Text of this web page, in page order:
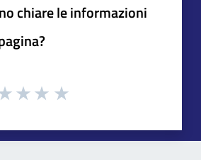
chiare le informazioni